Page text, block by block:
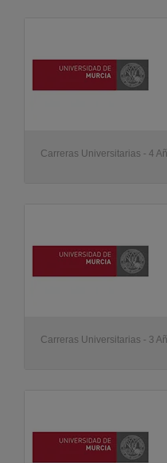
Carreras Universitarias - 4
Carreras Universitarias - 3